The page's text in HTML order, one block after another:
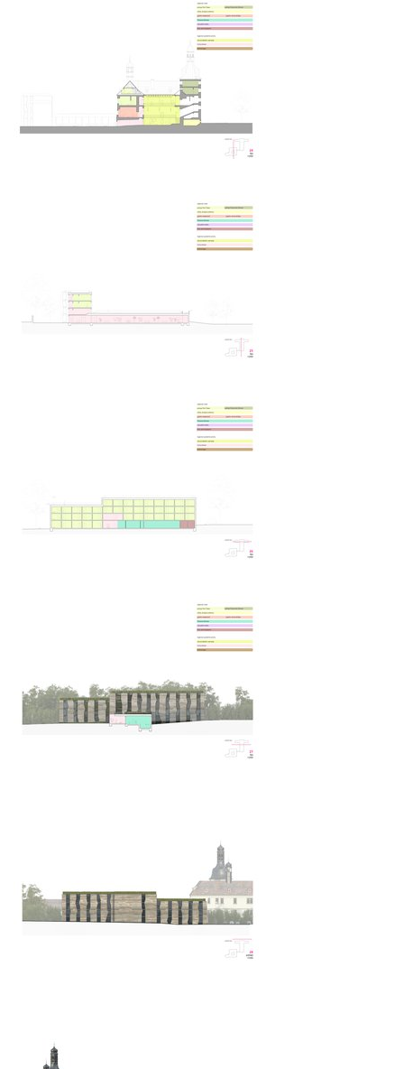
školka jeseniova
filadelfie – nová recepce
bytové domy vítězná/újezd